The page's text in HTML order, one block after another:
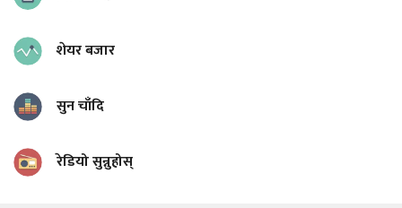
शेयर बजार
सुन चाँदि
रेडियो सुन्नुहोस्